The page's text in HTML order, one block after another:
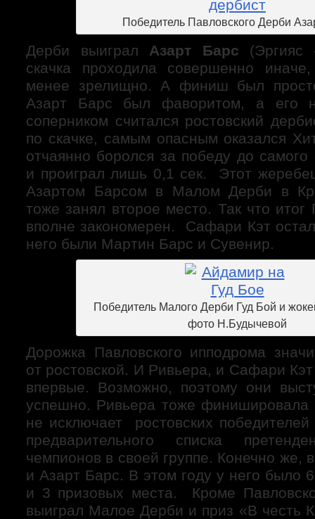
Победитель Павловского Дерби
Дерби выиграл Азарт Барс (Эргияс
скачка проходила совершенно
менее зрелищно. А финиш был
Азарт Барс был фаворитом, а его
соперником считался ростовский
по скачке, самым опасным оказался
отчаянно боролся за победу до
и проиграл лишь 0,1 сек. Этот
Азартом Барсом в Малом Дерби в
тоже занял второе место. Так что итог
вполне закономерен. Сафари Кэт
него были Мартин Барс и Сувенир.
Победитель Малого Дерби Гуд Бой и
фото Н.Будычевой
Дорожка Павловского ипподрома
от ростовской. И Ривьера, и Сафари
впервые. Возможно, поэтому они
успешно. Ривьера тоже финишировала
не исключает ростовских
предварительного списка
чемпионов в своей группе. Конечно же,
и Азарт Барс. В этом году у него было
и 3 призовых места. Кроме
выиграл Малое Дерби и приз «В честь